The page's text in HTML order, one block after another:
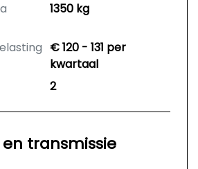
1350 kg
€ 120 - 131 per
kwartaal
2
transmissie